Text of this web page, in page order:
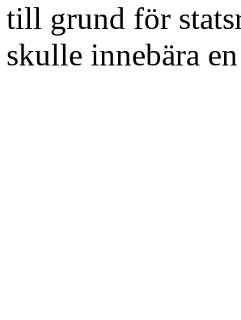
till grund för
skulle innebära